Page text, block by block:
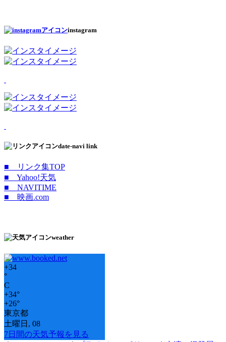
instagram
date-navi link
■ リンク集TOP
■ Yahoo!天気
■ NAVITIME
■ 映画.com
weather
+34
°
C
+34°
+26°
東京都
土曜日, 08
7日間の天気予報を見る